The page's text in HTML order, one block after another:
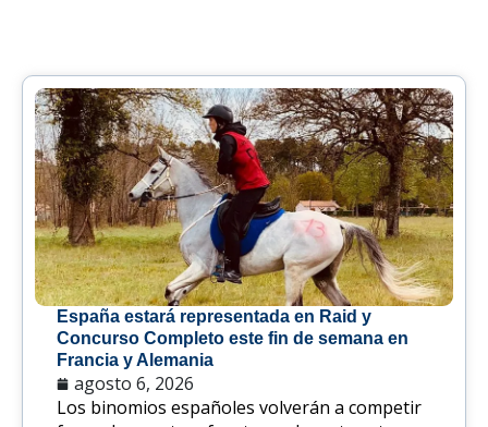
España estará representada en Raid y
Concurso Completo este fin de semana en
Francia y Alemania
agosto 6, 2026
Los binomios españoles volverán a competir